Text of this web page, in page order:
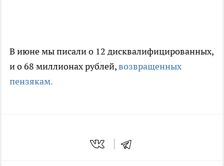
В июне мы писали о 12 дисквалифицированных,
и о 68 миллионах рублей,возвращенных
пензякам.